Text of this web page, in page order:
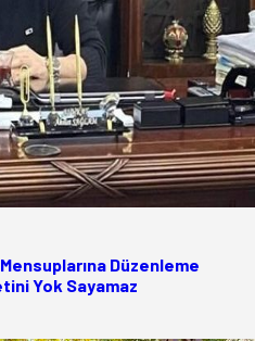
Düzenleme
Yok Sayamaz